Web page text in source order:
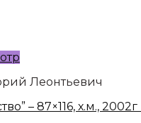
Леонтьевич
– 87×116, х.м.,